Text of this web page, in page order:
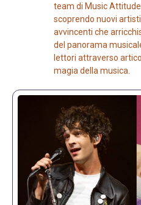
team di Music
scoprendo nuovi
avvincenti che
del panorama
lettori attraverso
magia della musica.